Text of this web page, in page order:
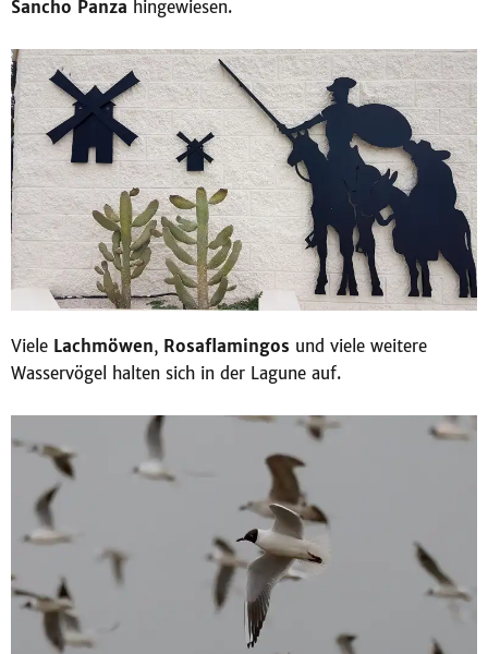
Sancho Panza hingewiesen.
Viele Lachmöwen, Rosaflamingos und viele weitere
Wasservögel halten sich in der Lagune auf.